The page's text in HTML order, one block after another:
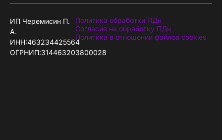
ИП Черемисин П.
А.
ИНН:463234425564
ОГРНИП:314463203800028
Политика обработки ПДн
Согласие на обработку ПДн
Политика в отношении файлов cookies